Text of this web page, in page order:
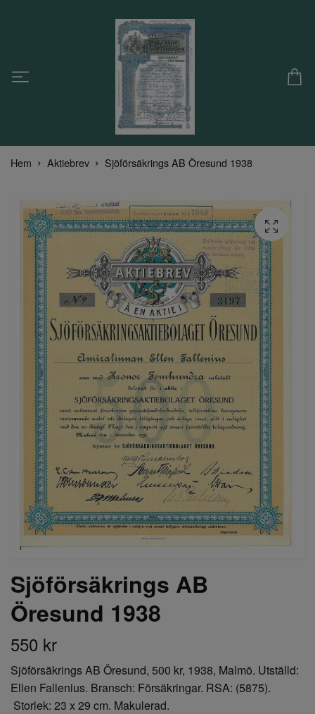
Hem Aktiebrev Sjöförsäkrings AB Öresund 1938
Sjöförsäkrings AB
Öresund 1938
550 kr
Sjöförsäkrings AB Öresund, 500 kr, 1938, Malmö. Utställd:
Ellen Fallenius. Bransch: Försäkringar. RSA: (5875).
Storlek: 23 x 29 cm. Makulerad.